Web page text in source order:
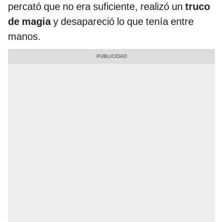
percató que no era suficiente, realizó un truco
de magiay desapareció lo que tenía entre
manos.